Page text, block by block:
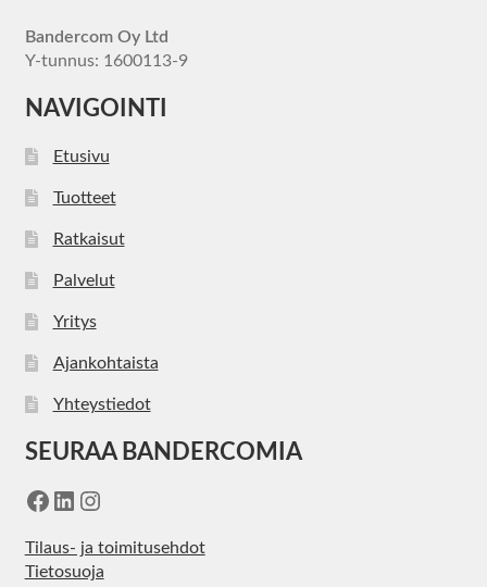
Bandercom Oy Ltd
Y-tunnus: 1600113-9
NAVIGOINTI
Etusivu
Tuotteet
Ratkaisut
Palvelut
Yritys
Ajankohtaista
Yhteystiedot
SEURAA BANDERCOMIA
Facebook
LinkedIn
Instagram
Tilaus- ja toimitusehdot
Tietosuoja